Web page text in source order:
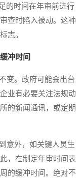
的时间在年审前进行
查时陷入被动。这种
志。
冲时间
。政府可能会出台
业有必要关注法规动
的新闻通讯，或定期
外，如关键人员生
，在制定年审时间表
的缓冲时间。绝对不